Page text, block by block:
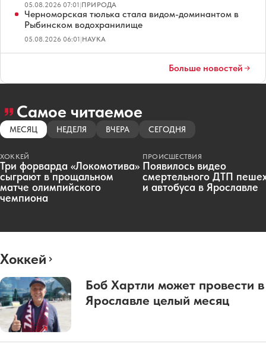
05.08.2026 07:01|ПРИРОДА
Черноморская тюлька стала видом-доминантом в
Рыбинском водохранилище
05.08.2026 06:01|НАУКА
Больше новостей
Самое читаемое
МЕСЯЦ НЕДЕЛЯ ВЧЕРА СЕГОДНЯ
ХОККЕЙ
Три форварда «Локомотива»
сыграют в прощальном
матче олимпийского
чемпиона
ПРОИСШЕСТВИЯ
Появилось видео
смертельного ДТП
и автобуса в Ярославле
Хоккей
Боб Хартли может провести в
Ярославле целый месяц